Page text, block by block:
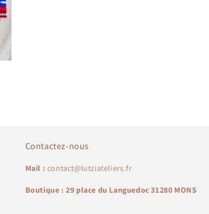
Contactez-nous
Mail : contact@lutziateliers.fr
Boutique : 29 place du Languedoc 31280 MONS